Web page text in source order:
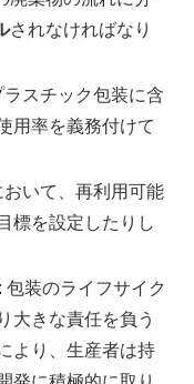
されなければなり
ラスチック包装に含
用率を義務付けて
いて、再利用可能
標を設定したりし
包装のライフサイク
大きな責任を負う
より、生産者は持